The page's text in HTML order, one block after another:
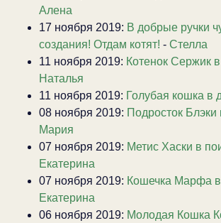
Алена
17 ноября 2019: В добрые ручки
создания! Отдам котят! - Стелла
11 ноября 2019: Котенок Сержик
Наталья
11 ноября 2019: Голубая кошка в
08 ноября 2019: Подросток Блэки
Мария
07 ноября 2019: Метис Хаски в
Екатерина
07 ноября 2019: Кошечка Марфа в
Екатерина
06 ноября 2019: Молодая Кошка